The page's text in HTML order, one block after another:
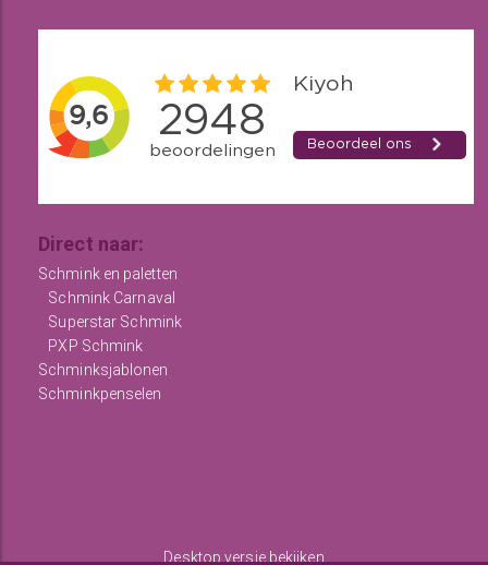
Direct naar:
Schmink en paletten
Schmink Carnaval
Superstar Schmink
PXP Schmink
Schminksjablonen
Schminkpenselen
Desktop versie bekijken